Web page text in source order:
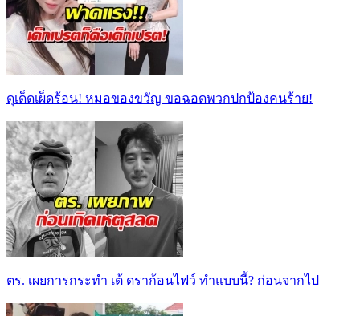
ดุเด็ดเผ็ดร้อน! หมอของขวัญ ขอฉอดพวกปกป้องคนร้าย!
ตร. เผยการกระทำ เต้ ดราก้อนไฟว์ ทำแบบนี้? ก่อนจากไป